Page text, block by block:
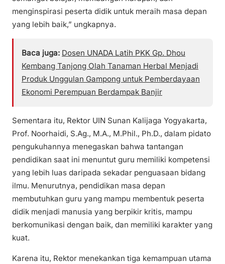
menginspirasi peserta didik untuk meraih masa depan
yang lebih baik,” ungkapnya.
Baca juga: Dosen UNADA Latih PKK Gp. Dhou
Kembang Tanjong Olah Tanaman Herbal Menjadi
Produk Unggulan Gampong untuk Pemberdayaan
Ekonomi Perempuan Berdampak Banjir
Sementara itu, Rektor UIN Sunan Kalijaga Yogyakarta,
Prof. Noorhaidi, S.Ag., M.A., M.Phil., Ph.D., dalam pidato
pengukuhannya menegaskan bahwa tantangan
pendidikan saat ini menuntut guru memiliki kompetensi
yang lebih luas daripada sekadar penguasaan bidang
ilmu. Menurutnya, pendidikan masa depan
membutuhkan guru yang mampu membentuk peserta
didik menjadi manusia yang berpikir kritis, mampu
berkomunikasi dengan baik, dan memiliki karakter yang
kuat.
Karena itu, Rektor menekankan tiga kemampuan utama